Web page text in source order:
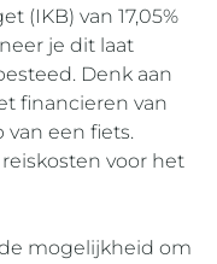
(IKB) van 17,05%
je dit laat
Denk aan
financieren van
een fiets.
voor het
mogelijkheid om